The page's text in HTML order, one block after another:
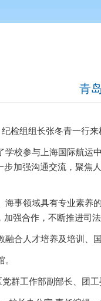
青
检组组长张冬青一行
校参与上海国际航运
加强沟通交流，聚焦
海事领域具有专业素养
强合作，不断推进司
合人才培养及培训、
群工作部副部长、团